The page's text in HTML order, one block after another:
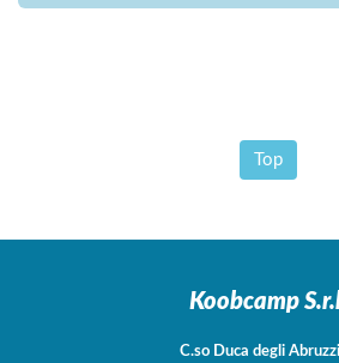
Top
Koobcamp
C.so Duca degli